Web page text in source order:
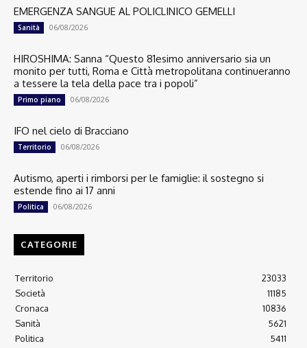
EMERGENZA SANGUE AL POLICLINICO GEMELLI
Sanità 06/08/2026
HIROSHIMA: Sanna “Questo 81esimo anniversario sia un
monito per tutti, Roma e Città metropolitana continueranno
a tessere la tela della pace tra i popoli”
Primo piano 06/08/2026
IFO nel cielo di Bracciano
Territorio 06/08/2026
Autismo, aperti i rimborsi per le famiglie: il sostegno si
estende fino ai 17 anni
Politica 06/08/2026
CATEGORIE
Territorio
23033
Società
11185
Cronaca
10836
Sanità
5621
Politica
5411